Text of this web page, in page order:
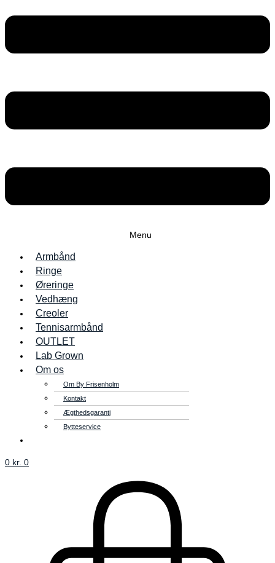
Menu
Armbånd
Ringe
Øreringe
Vedhæng
Creoler
Tennisarmbånd
OUTLET
Lab Grown
Om os
Om By Frisenholm
Kontakt
Ægthedsgaranti
Bytteservice
0 kr. 0